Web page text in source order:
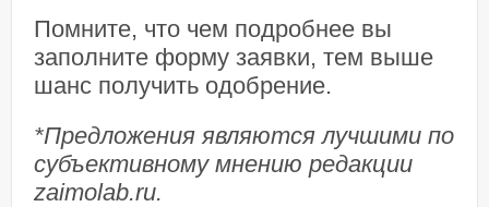
Помните, что чем подробнее вы
заполните форму заявки, тем выше
шанс получить одобрение.
*Предложения являются лучшими по
субъективному мнению редакции
zaimolab.ru.